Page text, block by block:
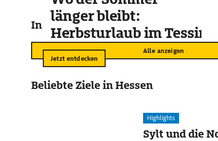
In der Umgebung
Alle anzeigen
länger bleibt:
Herbsturlaub im Tessin
Jetzt entdecken
Beliebte Ziele in Hessen
Highlights
Sylt und die